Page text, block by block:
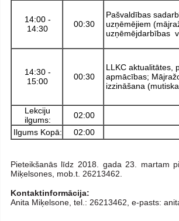
14:00 -
14:30
00:30
Pašvaldības
uzņēmējiem
uzņēmējdarbības
14:30 -
15:00
00:30
LLKC aktualitātes,
apmācības;
izzināšana
Lekciju
ilgums:
02:00
Ilgums Kopā:
02:00
Pieteikšanās līdz 2018. gada 23. martam
Miķelsones, mob.t. 26213462.
Kontaktinformācija:
Anita Miķelsone, tel.: 26213462, e-pasts: